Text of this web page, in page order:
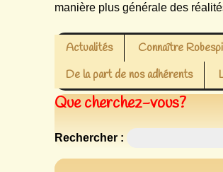
manière plus générale des
Actualités Connaître
De la part de nos adhérents
Que cherchez-vous?
Rechercher :